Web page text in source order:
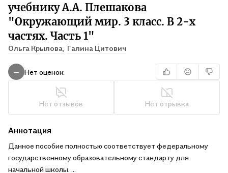
учебнику А.А. Плешакова
"Окружающий мир. 3 класс. В 2-х
частях. Часть 1"
Ольга Крылова, Галина Цитович
— Нет оценок
Нет отзывов Нет отрывка
Аннотация
Данное пособие полностью соответствует федеральному
государственному образовательному стандарту для
начальной школы.